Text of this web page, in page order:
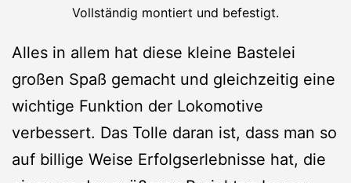
Vollständig montiert und befestigt.
Alles in allem hat diese kleine Bastelei
großen Spaß gemacht und gleichzeitig eine
wichtige Funktion der Lokomotive
verbessert. Das Tolle daran ist, dass man so
auf billige Weise Erfolgserlebnisse hat, die